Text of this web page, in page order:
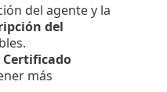
del agente y la
del
Certificado
más